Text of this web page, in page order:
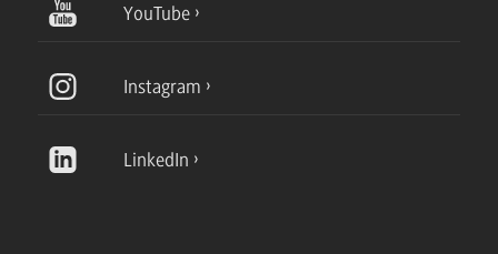
YouTube
Instagram
LinkedIn